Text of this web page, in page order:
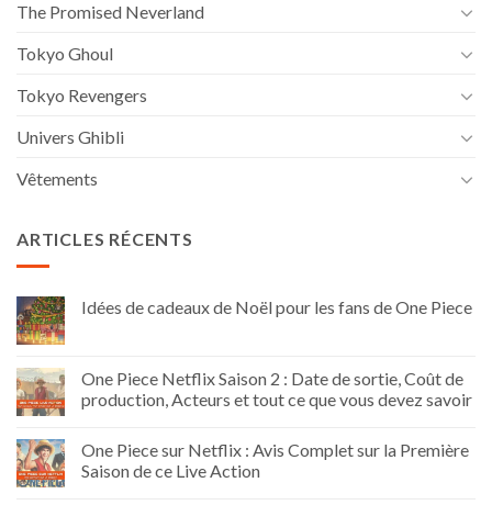
The Promised Neverland
Tokyo Ghoul
Tokyo Revengers
Univers Ghibli
Vêtements
ARTICLES RÉCENTS
Idées de cadeaux de Noël pour les fans de One Piece
One Piece Netflix Saison 2 : Date de sortie, Coût de
production, Acteurs et tout ce que vous devez savoir
One Piece sur Netflix : Avis Complet sur la Première
Saison de ce Live Action